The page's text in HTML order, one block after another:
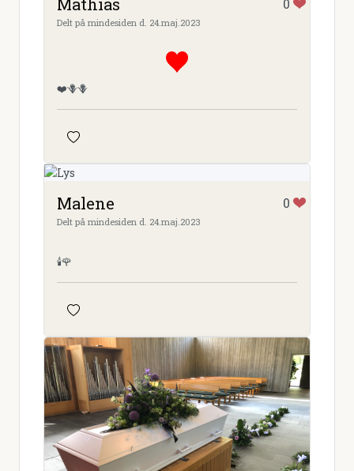
0
Delt på mindesiden d. 24.maj.2023
❤️🪻🪻
Malene 0
Delt på mindesiden d. 24.maj.2023
🕯️🌹